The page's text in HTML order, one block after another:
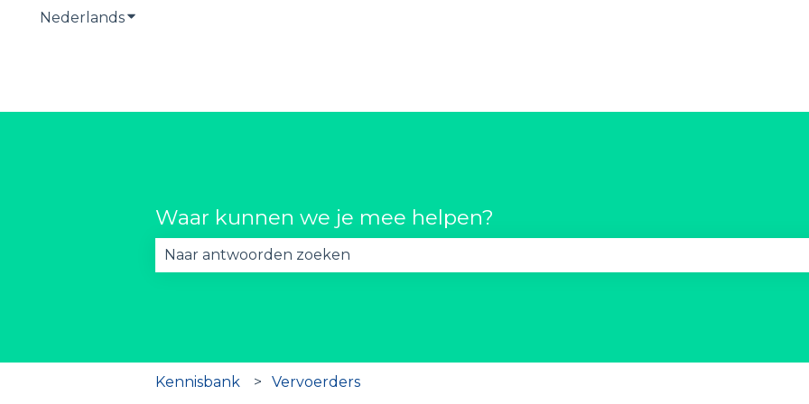
NederlandsSubmenu tonen voor vertalingen
Waar kunnen we je mee helpen?
Kennisbank Vervoerders